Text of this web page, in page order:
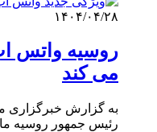
۱۴۰۴/۰۴/۲۸
روسیه واتس
می کند
به گزارش خبرگزاری
رئیس جمهور روسیه